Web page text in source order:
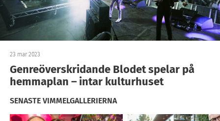
23 mar 2023
Genreöverskridande Blodet spelar på
hemmaplan – intar kulturhuset
SENASTE VIMMELGALLERIERNA